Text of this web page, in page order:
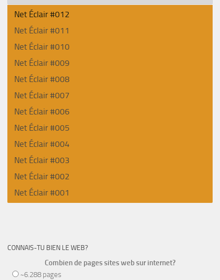
Net Éclair #012
Net Éclair #011
Net Éclair #010
Net Éclair #009
Net Éclair #008
Net Éclair #007
Net Éclair #006
Net Éclair #005
Net Éclair #004
Net Éclair #003
Net Éclair #002
Net Éclair #001
CONNAIS-TU BIEN LE WEB?
Combien de pages sites web sur internet?
~6.288 pages